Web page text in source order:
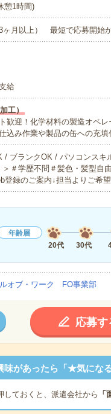
憩1時間)
ヶ月以上） 最短で応募開始
給
工）
歓迎！化学材料の製造オペ
込み作業や製品の缶への充
/ ブランクOK / パソコンスキ
＞＃学歴不問＃髪色・髪型自
登録のご案内↓担当よりご希
年齢層
20代
30代
オブ・ワーク FO事業部
応募す
味があったら「★気にな
しておくと、派遣会社から 「